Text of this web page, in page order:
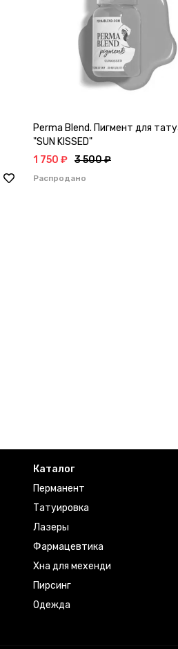
Perma Blend. Пигмент для
"SUN KISSED"
1 750 ₽ 3 500 ₽
Распродано
Каталог
Перманент
Татуировка
Лазеры
Фармацевтика
Хна для мехенди
Пирсинг
Одежда